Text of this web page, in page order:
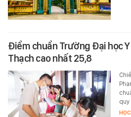
Điểm chuẩn Trường Đại học
Thạch cao nhất 25,8
quy